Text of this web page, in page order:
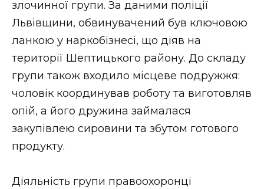
НОВИНИ ЗАХІДНОЇ УКРАЇНИ
ВІДЕО
злочинної групи. За даними поліції
Львівщини, обвинувачений був ключовою
ланкою у наркобізнесі, що діяв на
території Шептицького району. До складу
групи також входило місцеве подружжя:
чоловік координував роботу та виготовляв
опій, а його дружина займалася
закупівлею сировини та збутом готового
продукту.
Діяльність групи правоохоронці